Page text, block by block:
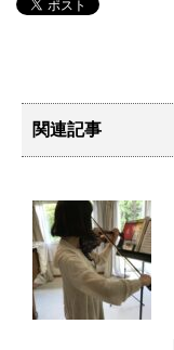
関連記事